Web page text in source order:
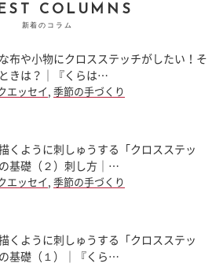
COLUMNS
新着のコラム
布や小物にクロスステッチがしたい！そ
きは？｜『くらは…
エッセイ 季節の手づくり
くように刺しゅうする「クロスステッ
基礎（２）刺し方｜…
エッセイ 季節の手づくり
くように刺しゅうする「クロスステッ
基礎（１）｜『くら…